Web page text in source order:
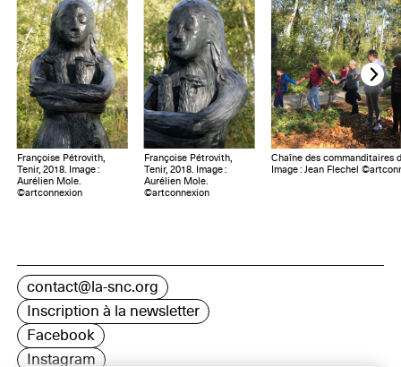
Françoise Pétrovith,
Tenir, 2018. Image :
Aurélien Mole.
©artconnexion
Françoise Pétrovith,
Tenir, 2018. Image :
Aurélien Mole.
©artconnexion
Chaîne des commanditaires
Image : Jean Flechel
contact@la-snc.org
Inscription à la newsletter
Facebook
Instagram